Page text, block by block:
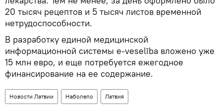
20 тысяч рецептов и 5 тысяч листов временной
нетрудоспособности.
В разработку единой медицинской
информационной системы e-veselība вложено уже
15 млн евро, и еще потребуется ежегодное
финансирование на ее содержание.
Новости Латвии Наболело Латвия